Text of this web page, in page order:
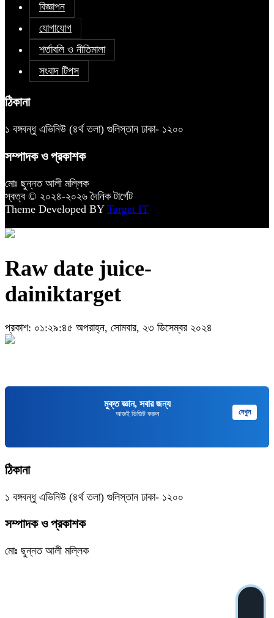
বিজ্ঞাপন
যোগাযোগ
শর্তাবলি ও নীতিমালা
সংবাদ টিপস
ঠিকানা
১ বঙ্গবন্ধু এভিনিউ (৪র্থ তলা) গুলিস্তান ঢাকা- ১২০০
সম্পাদক ও প্রকাশক
মোঃ ছুন্নত আলী মল্লিক
স্বত্ব © ২০২৪-২০২৬ দৈনিক টার্গেট
Theme Developed BY Target IT
Raw date juice-
dainiktarget
প্রকাশ: ০১:২৯:৪৫ অপরাহ্ন, সোমবার, ২৩ ডিসেম্বর ২০২৪
মুক্ত জ্ঞান, সবার জন্য
আজই ভিজিট করুন দেখুন
ঠিকানা
১ বঙ্গবন্ধু এভিনিউ (৪র্থ তলা) গুলিস্তান ঢাকা- ১২০০
সম্পাদক ও প্রকাশক
মোঃ ছুন্নত আলী মল্লিক